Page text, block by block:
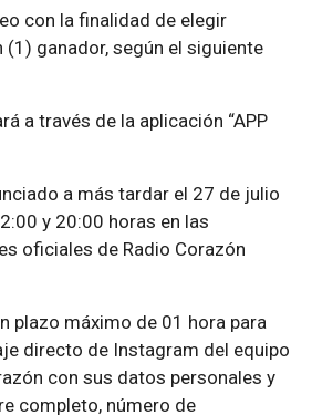
con la finalidad de elegir
(1) ganador, según el siguiente
a través de la aplicación “APP
a más tardar el 27 de julio
y 20:00 horas en las
oficiales de Radio Corazón
plazo máximo de 01 hora para
directo de Instagram del equipo
con sus datos personales y
completo, número de